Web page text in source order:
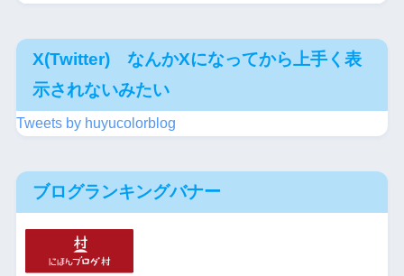
X(Twitter) なんかXになってから上手く表
示されないみたい
Tweets by huyucolorblog
ブログランキングバナー